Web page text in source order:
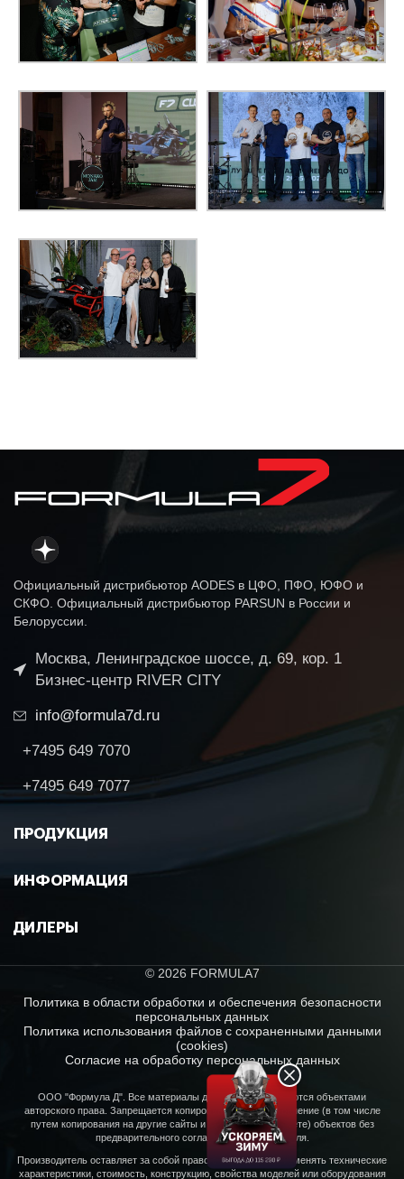
Официальный дистрибьютор AODES в ЦФО, ПФО, ЮФО и
СКФО. Официальный дистрибьютор PARSUN в России и
Белоруссии.
Москва, Ленинградское шоссе, д. 69, кор. 1
Бизнес-центр RIVER CITY
info@formula7d.ru
+7495 649 7070
+7495 649 7077
ПРОДУКЦИЯ
ИНФОРМАЦИЯ
ДИЛЕРЫ
© 2026 FORMULA7
Политика в области обработки и обеспечения безопасности
персональных данных
Политика использования файлов с сохраненными данными
(cookies)
Согласие на обработку персональных данных
ООО "Формула Д". Все материалы данного сайта являются объектами
авторского права. Запрещается копирование, распространение (в том числе
путем копирования на другие сайты и ресурсы в Интернете) объектов без
предварительного согласия правообладателя.
Производитель оставляет за собой право в любое время изменять технические
характеристики, стоимость, конструкцию, свойства моделей или оборудования